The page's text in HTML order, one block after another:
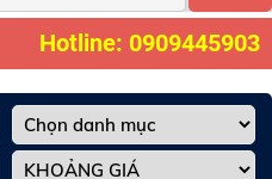
Hotline: 0909445903